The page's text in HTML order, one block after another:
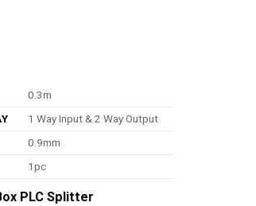
0.3m
1 Way Input & 2 Way Output
0.9mm
1pc
PLC Splitter